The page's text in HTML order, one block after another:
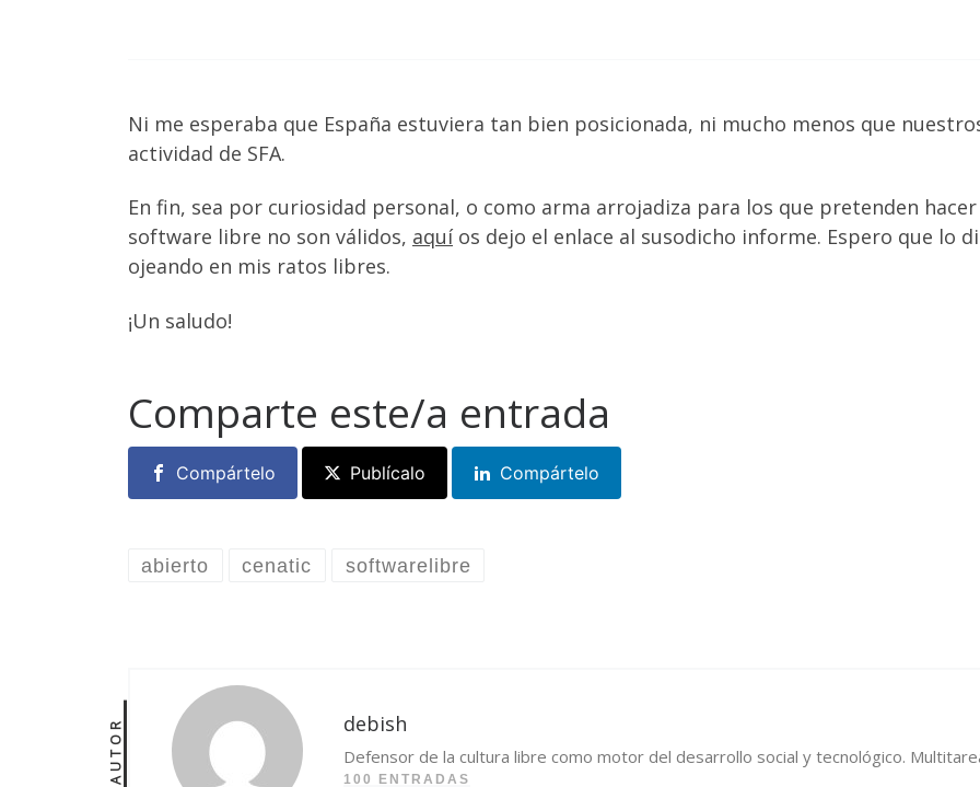
Ni me esperaba que España estuviera tan bien posicionada, ni mucho menos que
actividad de SFA.
En fin, sea por curiosidad personal, o como arma arrojadiza para los que pretenden
software libre no son válidos, aquí os dejo el enlace al susodicho informe. Espero que lo
ojeando en mis ratos libres.
¡Un saludo!
Comparte este/a entrada
Compártelo Publícalo Compártelo
abierto cenatic softwarelibre
AUTOR debish
Defensor de la cultura libre como motor del desarrollo social y tecnológico.
100 ENTRADAS